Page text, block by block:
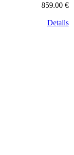
859.00 €
Details